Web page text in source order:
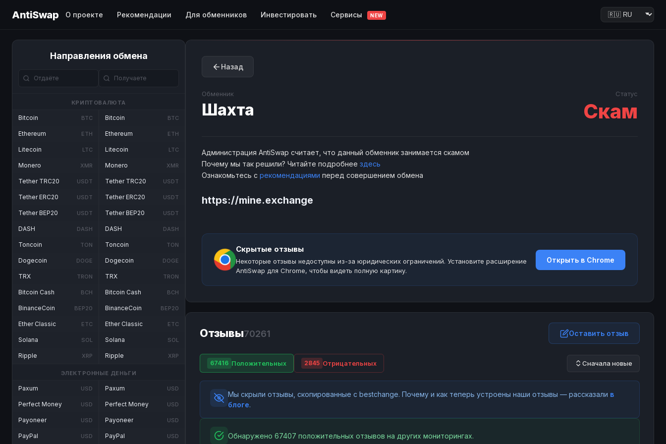
AntiSwap О проекте Рекомендации Для обменников Инвестировать Сервисы NEW
Направления обмена
КРИПТОВАЛЮТА
Bitcoin BTC
Ethereum ETH
Litecoin LTC
Monero XMR
Tether TRC20 USDT
Tether ERC20 USDT
Tether BEP20 USDT
DASH DASH
Toncoin TON
Dogecoin DOGE
TRX TRON
Bitcoin Cash BCH
BinanceCoin BEP20
Ether Classic ETC
Solana SOL
Ripple XRP
Bitcoin BTC
Ethereum ETH
Litecoin LTC
Monero XMR
Tether TRC20 USDT
Tether ERC20 USDT
Tether BEP20 USDT
DASH DASH
Toncoin TON
Dogecoin DOGE
TRX TRON
Bitcoin Cash BCH
BinanceCoin BEP20
Ether Classic ETC
Solana SOL
Ripple XRP
ЭЛЕКТРОННЫЕ ДЕНЬГИ
Paxum USD
Perfect Money USD
Payoneer USD
PayPal USD
Paxum USD
Perfect Money USD
Payoneer USD
PayPal USD
Назад
Обменник
Шахта
Статус
Скам
Администрация AntiSwap считает, что данный обменник занимается скамом
Почему мы так решили? Читайте подробнее здесь
Ознакомьтесь с рекомендациями перед совершением обмена
https://mine.exchange
Скрытые отзывы
Некоторые отзывы недоступны из-за юридических ограничений. Установите расширение
AntiSwap для Chrome, чтобы видеть полную картину.
Открыть в Chrome
Отзывы70261 Оставить отзыв
67416 Положительных 2845 Отрицательных Сначала новые
Мы скрыли отзывы, скопированные с bestchange. Почему и как теперь устроены наши отзывы — рассказали в
блоге.
Обнаружено 67407 положительных отзывов на других мониторингах.